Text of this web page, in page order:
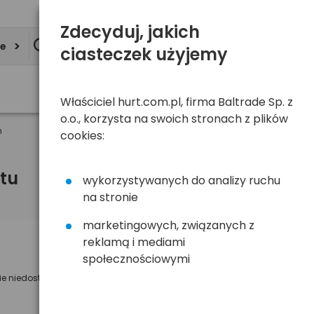
niedostępny
Powiadom mnie o dostępności
Zdecyduj, jakich
ciasteczek użyjemy
Właściciel hurt.com.pl, firma Baltrade Sp. z
o.o., korzysta na swoich stronach z plików
cookies:
wykorzystywanych do analizy ruchu
na stronie
marketingowych, związanych z
reklamą i mediami
społecznościowymi